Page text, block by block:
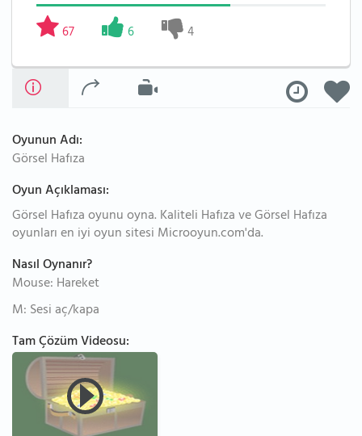
67 6 4
Oyunun Adı:
Görsel Hafıza
Oyun Açıklaması:
Görsel Hafıza oyunu oyna. Kaliteli Hafıza ve Görsel Hafıza
oyunları en iyi oyun sitesi Microoyun.com'da.
Nasıl Oynanır?
Mouse: Hareket
M: Sesi aç/kapa
Tam Çözüm Videosu: